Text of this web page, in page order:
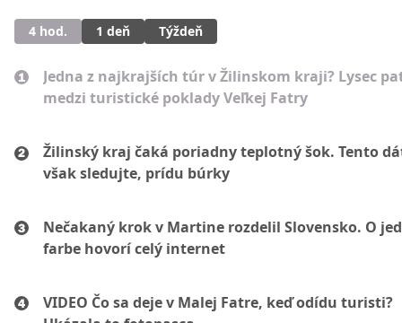
4 hod. 1 deň Týždeň
Jedna z najkrajších túr v Žilinskom kraji? Lysec
medzi turistické poklady Veľkej Fatry
Žilinský kraj čaká poriadny teplotný šok. Tento
však sledujte, prídu búrky
Nečakaný krok v Martine rozdelil Slovensko. O
farbe hovorí celý internet
VIDEO Čo sa deje v Malej Fatre, keď odídu turisti?